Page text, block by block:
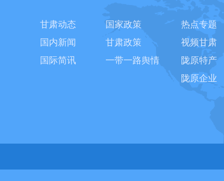
甘肃动态
国内新闻
国际简讯
国家政策
甘肃政策
一带一路舆情
热点专题
视频甘肃
陇原特产
陇原企业